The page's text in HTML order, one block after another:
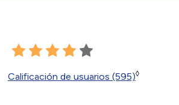
Calificación de usuarios (595)◊